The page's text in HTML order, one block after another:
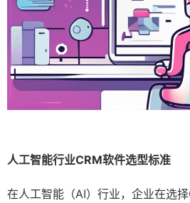
人工智能行业CRM软件选型标准
在人工智能（AI）行业，企业在选择